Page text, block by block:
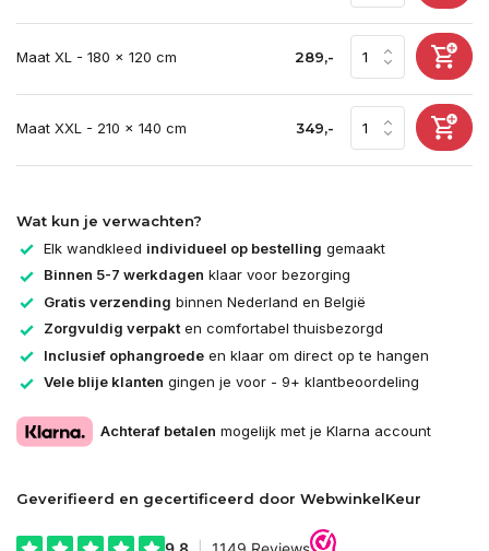
Maat XL - 180 x 120 cm 289,-
Maat XXL - 210 x 140 cm 349,-
Wat kun je verwachten?
Elk wandkleed individueel op bestelling gemaakt
Binnen 5-7 werkdagen klaar voor bezorging
Gratis verzending binnen Nederland en België
Zorgvuldig verpakten comfortabel thuisbezorgd
Inclusief ophangroede en klaar om direct op te hangen
Vele blije klanten gingen je voor - 9+ klantbeoordeling
Achteraf betalen mogelijk met je Klarna account
Geverifieerd en gecertificeerd door WebwinkelKeur